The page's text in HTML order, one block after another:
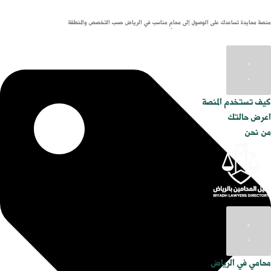
منصة محايدة تساعدك على الوصول إلى محامٍ مناسب في الرياض حسب التخصص والمنطقة
كيف تستخدم المنصة
اعرض حالتك
من نحن
محامي في الرياض